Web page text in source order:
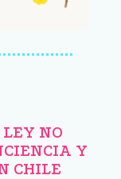
NO
Y
CHILE